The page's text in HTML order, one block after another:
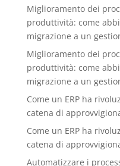
Miglioramento dei
produttività: come
migrazione a un
Miglioramento dei
produttività: come
migrazione a un
Come un ERP ha
catena di
Come un ERP ha
catena di
Automatizzare i